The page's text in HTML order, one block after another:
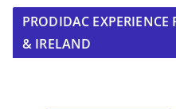
PRODIDAC
& IRELAND